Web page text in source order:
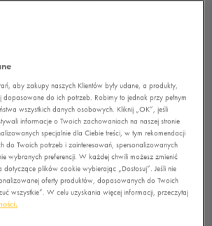
aby zakupy naszych Klientów były udane, a produkty,
do ich potrzeb. Robimy to jednak przy pełnym
wszystkich danych osobowych. Kliknij „OK”, jeśli
informacje o Twoich zachowaniach na naszej stronie
specjalnie dla Ciebie treści, w tym rekomendacji
do Twoich potrzeb i zainteresowań, spersonalizowanych
wybranych preferencji. W każdej chwili możesz zmienić
dotyczące plików cookie wybierając „Dostosuj”. Jeśli nie
oferty produktów, dopasowanych do Twoich
wszystkie”. W celu uzyskania więcej informacji, przeczytaj